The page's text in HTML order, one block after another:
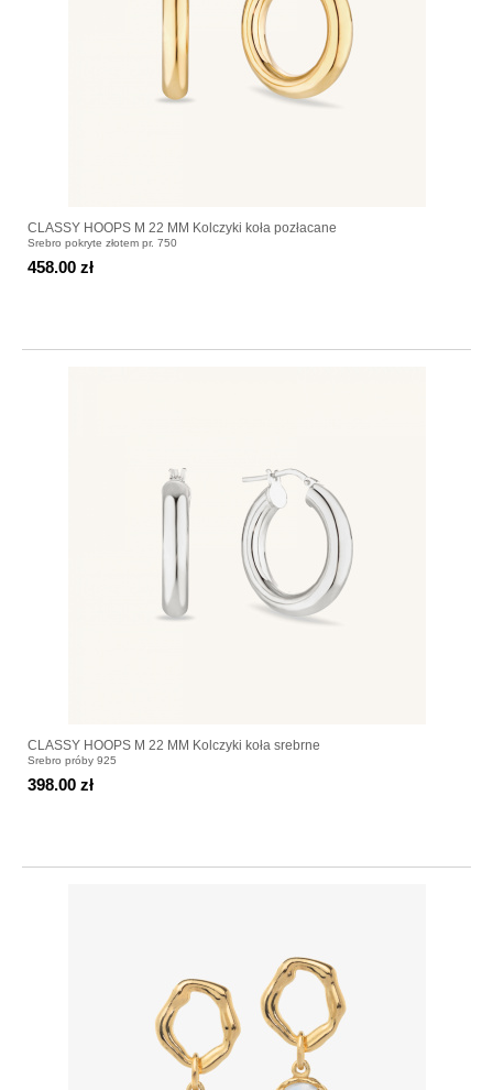
CLASSY HOOPS M 22 MM Kolczyki koła pozłacane
Srebro pokryte złotem pr. 750
458.00 zł
CLASSY HOOPS M 22 MM Kolczyki koła srebrne
Srebro próby 925
398.00 zł